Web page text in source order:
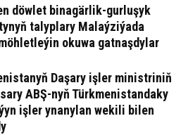
döwlet binagärlik-gurluşyk
talyplary Malaýziýada
okuwa gatnaşdylar
Daşary işler ministriniň
ABŞ-nyň Türkmenistandaky
işler ynanylan wekili bilen